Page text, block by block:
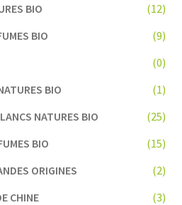
BIO
(12)
BIO
(9)
(0)
BIO
(1)
NATURES BIO
(25)
BIO
(15)
ORIGINES
(2)
CHINE
(3)